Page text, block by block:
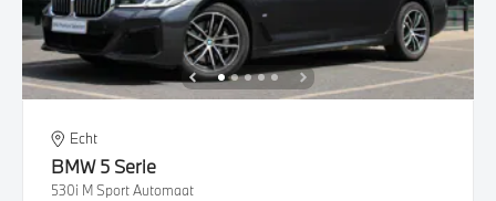
Echt
BMW 5 Serie
530i M Sport Automaat